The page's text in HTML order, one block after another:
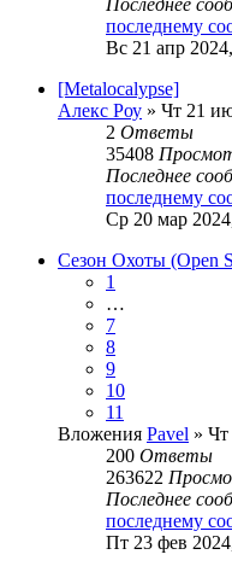
Последнее
последнему
Вс 21 апр
[Metalocalypse]
Алекс Роу » Чт 21
2 Ответы
35408
Последнее
последнему
Ср 20 мар
Сезон Охоты (Open
1
…
7
8
9
10
11
Вложения Pavel »
200 Ответы
263622
Последнее
последнему
Пт 23 фев